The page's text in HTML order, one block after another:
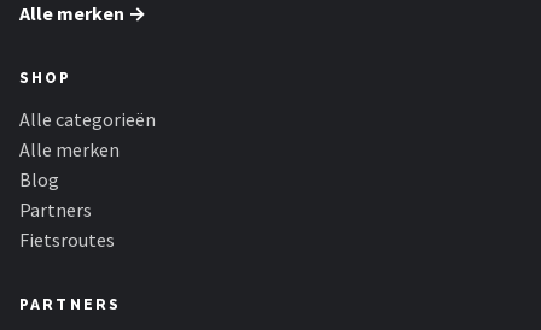
Alle merken →
SHOP
Alle categorieën
Alle merken
Blog
Partners
Fietsroutes
PARTNERS